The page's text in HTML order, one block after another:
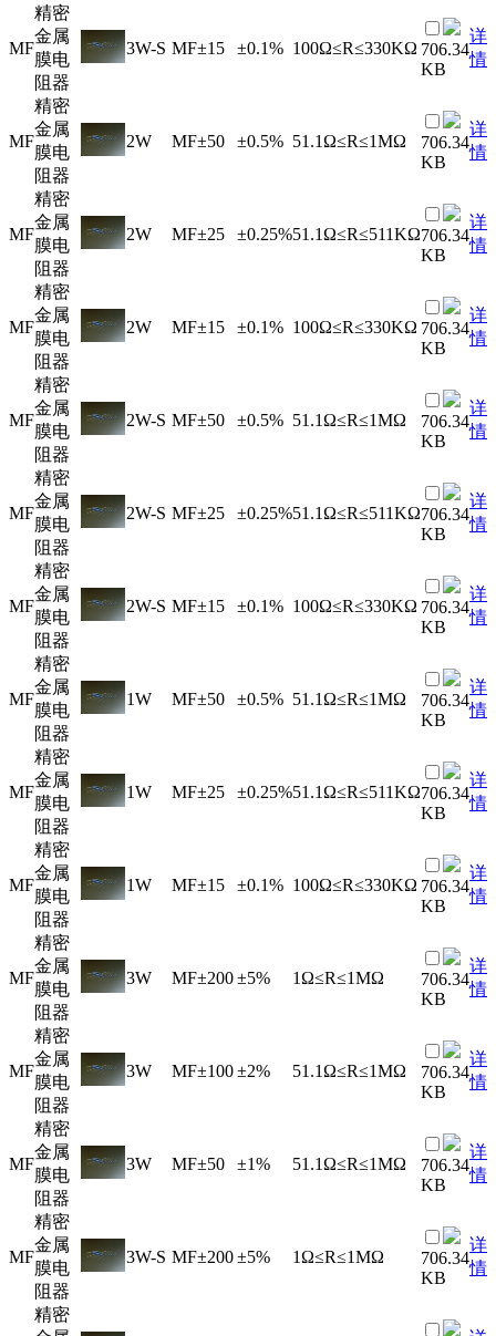
MF
精密
金属
膜电
阻器
3W-S MF±15 ±0.1% 100Ω≤R≤330KΩ 706.34
KB
详
情
MF
精密
金属
膜电
阻器
2W MF±50 ±0.5% 51.1Ω≤R≤1MΩ
706.34
KB
详
情
MF
精密
金属
膜电
阻器
2W MF±25 ±0.25%51.1Ω≤R≤511KΩ706.34
KB
详
情
MF
精密
金属
膜电
阻器
2W MF±15 ±0.1% 100Ω≤R≤330KΩ 706.34
KB
详
情
MF
精密
金属
膜电
阻器
2W-S MF±50 ±0.5% 51.1Ω≤R≤1MΩ
706.34
KB
详
情
MF
精密
金属
膜电
阻器
2W-S MF±25 ±0.25%51.1Ω≤R≤511KΩ706.34
KB
详
情
MF
精密
金属
膜电
阻器
2W-S MF±15 ±0.1% 100Ω≤R≤330KΩ 706.34
KB
详
情
MF
精密
金属
膜电
阻器
1W MF±50 ±0.5% 51.1Ω≤R≤1MΩ
706.34
KB
详
情
MF
精密
金属
膜电
阻器
1W MF±25 ±0.25%51.1Ω≤R≤511KΩ706.34
KB
详
情
MF
精密
金属
膜电
阻器
1W MF±15 ±0.1% 100Ω≤R≤330KΩ 706.34
KB
详
情
MF
精密
金属
膜电
阻器
3W MF±200±5% 1Ω≤R≤1MΩ
706.34
KB
详
情
MF
精密
金属
膜电
阻器
3W MF±100±2% 51.1Ω≤R≤1MΩ
706.34
KB
详
情
MF
精密
金属
膜电
阻器
3W MF±50 ±1% 51.1Ω≤R≤1MΩ
706.34
KB
详
情
MF
精密
金属
膜电
阻器
3W-S MF±200±5% 1Ω≤R≤1MΩ
706.34
KB
详
情
精密